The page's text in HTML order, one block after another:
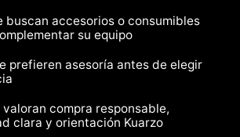
buscan accesorios o consumibles
su equipo
prefieren asesoría antes de elegir
compra responsable,
clara y orientación Kuarzo